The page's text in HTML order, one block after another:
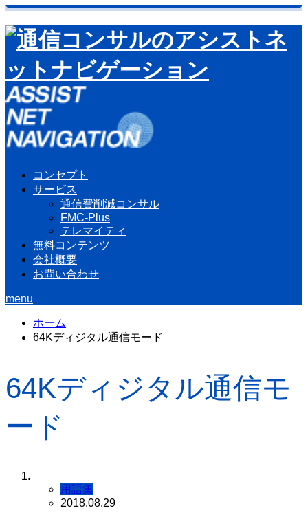
コンセプト
サービス
通信費削減コンサル
FMC-Plus
テレマイティ
無料コンテンツ
会社概要
お問い合わせ
menu
ホーム
64Kディジタル通信モード
64Kディジタル通信モ
ード
用語集
2018.08.29